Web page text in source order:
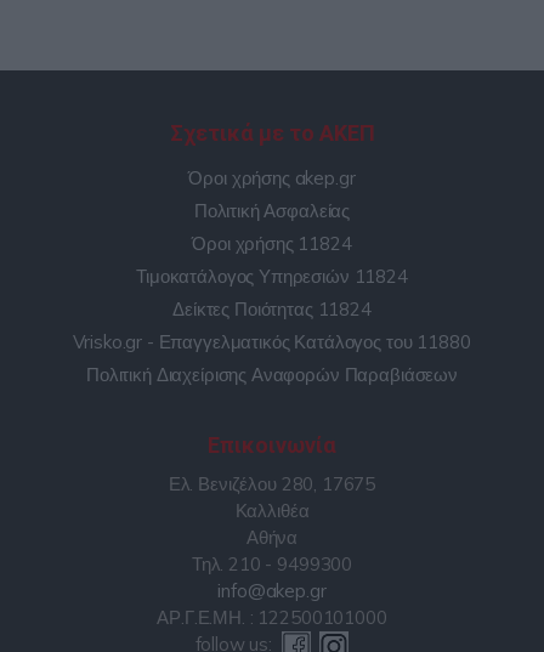
Σχετικά με το ΑΚΕΠ
Όροι χρήσης akep.gr
Πολιτική Ασφαλείας
Όροι χρήσης 11824
Τιμοκατάλογος Υπηρεσιών 11824
Δείκτες Ποιότητας 11824
Vrisko.gr - Επαγγελματικός Κατάλογος του 11880
Πολιτική Διαχείρισης Αναφορών Παραβιάσεων
Επικοινωνία
Ελ. Βενιζέλου 280, 17675
Καλλιθέα
Αθήνα
Τηλ. 210 - 9499300
info@akep.gr
ΑΡ.Γ.Ε.ΜΗ. : 122500101000
follow us: